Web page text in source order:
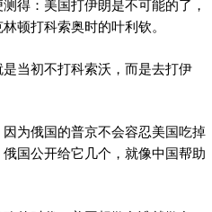
得：美国打伊朗是不可能的了，
顿打科索奥时的叶利钦。
当初不打科索沃，而是去打伊
为俄国的普京不会容忍美国吃掉
国公开给它几个，就像中国帮助